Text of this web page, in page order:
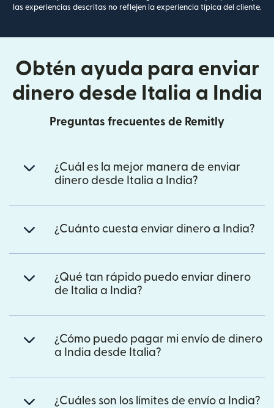
las experiencias descritas no reflejen la experiencia típica del cliente.
Obtén ayuda para enviar
dinero desde Italia a India
Preguntas frecuentes de Remitly
¿Cuál es la mejor manera de enviar
dinero desde Italia a India?
¿Cuánto cuesta enviar dinero a India?
¿Qué tan rápido puedo enviar dinero
de Italia a India?
¿Cómo puedo pagar mi envío de dinero
a India desde Italia?
¿Cuáles son los límites de envío a India?